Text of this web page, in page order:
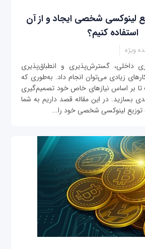
لینوکسی شخصی ایجاد و از آن
استفاده کنیم؟
ویژه
داخلی، گسترش‌پذیری و انطباق‌پذیری
کارهای زیادی می‌توان انجام داد. به‌طوری که
تا بر اساس نیازهای خاص خود تصمیم‌گیری
بسازید. در این مقاله قصد داریم به شما
لینوکسی شخصی خود را...